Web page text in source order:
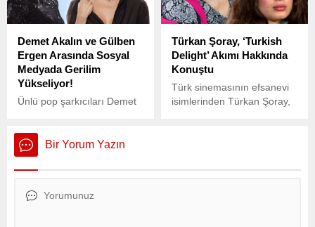
Demet Akalın ve Gülben
Ergen Arasında Sosyal
Medyada Gerilim
Yükseliyor!
Ünlü pop şarkıcıları Demet
sular durulmuyor.
Türkan Şoray, ‘Turkish
Delight’ Akımı Hakkında
Konuştu
Türk sinemasının efsanevi
isimlerinden Türkan Şoray,
Bir Yorum Yazın